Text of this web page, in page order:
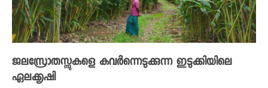
ജലസ്രോതസ്സുകളെ കവർന്നെടുക്കുന്ന ഇടുക്കിയിലെ
ഏലക്കൃഷി